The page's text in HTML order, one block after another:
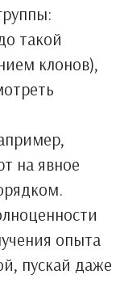
такой
клонов),
на явное
опыта
пускай даже